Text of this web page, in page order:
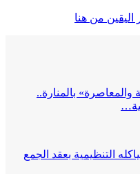
من هنا
والمعاصرة» بالمنارة..
التنظيمية بعقد الجمع